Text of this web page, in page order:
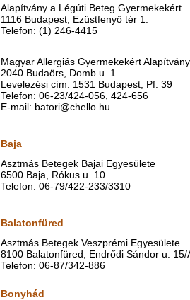
Alapítvány a Légúti Beteg Gyermekekért
1116 Budapest, Ezüstfenyő tér 1.
Telefon: (1) 246-4415
Magyar Allergiás Gyermekekért Alapítvány
2040 Budaörs, Domb u. 1.
Levelezési cím: 1531 Budapest, Pf. 39
Telefon: 06-23/424-056, 424-656
E-mail: batori@chello.hu
Baja
Asztmás Betegek Bajai Egyesülete
6500 Baja, Rókus u. 10
Telefon: 06-79/422-233/3310
Balatonfüred
Asztmás Betegek Veszprémi Egyesülete
8100 Balatonfüred, Endrődi Sándor u. 15/
Telefon: 06-87/342-886
Bonyhád